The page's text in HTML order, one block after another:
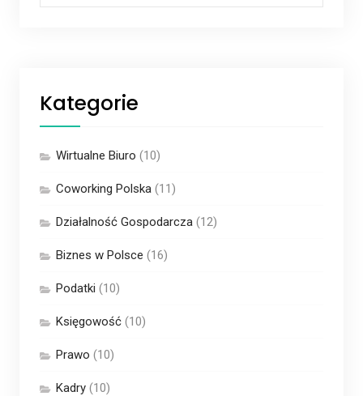
Kategorie
Wirtualne Biuro (10)
Coworking Polska(11)
Działalność Gospodarcza(12)
Biznes w Polsce (16)
Podatki (10)
Księgowość(10)
Prawo (10)
Kadry(10)